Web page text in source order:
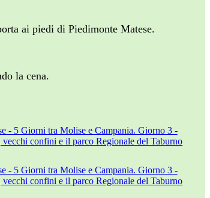
ai piedi di Piedimonte Matese.
la cena.